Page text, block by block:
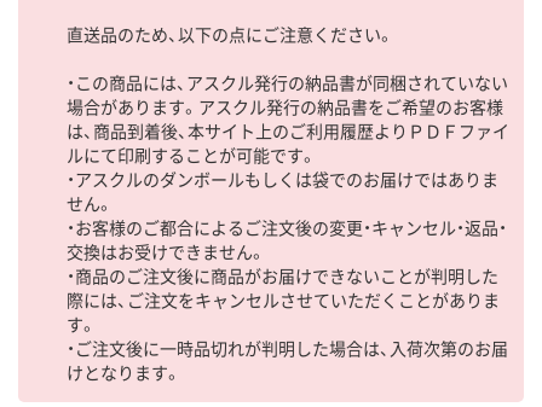
直送品のため、以下の点にご注意ください。
・この商品には、アスクル発行の納品書が同梱されていない
場合があります。アスクル発行の納品書をご希望のお客様
は、商品到着後、本サイト上のご利用履歴よりＰＤＦファイ
ルにて印刷することが可能です。
・アスクルのダンボールもしくは袋でのお届けではありま
せん。
・お客様のご都合によるご注文後の変更・キャンセル・返品・
交換はお受けできません。
・商品のご注文後に商品がお届けできないことが判明した
際には、ご注文をキャンセルさせていただくことがありま
す。
・ご注文後に一時品切れが判明した場合は、入荷次第のお届
けとなります。